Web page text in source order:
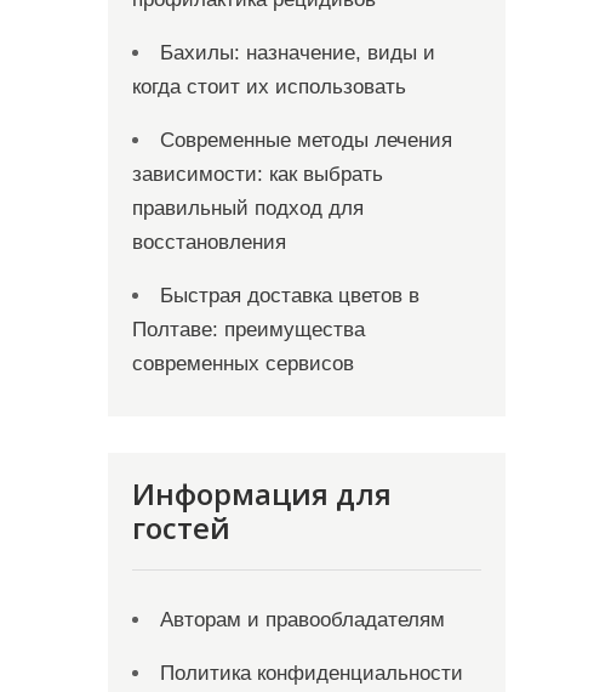
Бахилы: назначение, виды и
когда стоит их использовать
Современные методы лечения
зависимости: как выбрать
правильный подход для
восстановления
Быстрая доставка цветов в
Полтаве: преимущества
современных сервисов
Информация для
гостей
Авторам и правообладателям
Политика конфиденциальности